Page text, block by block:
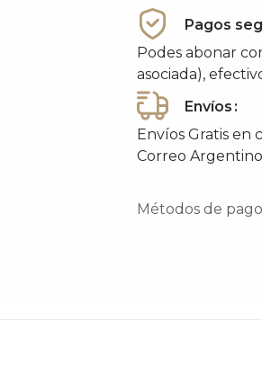
Pagos
Podes abonar
asociada),
Envíos
Envíos Gratis en
Correo
Métodos de